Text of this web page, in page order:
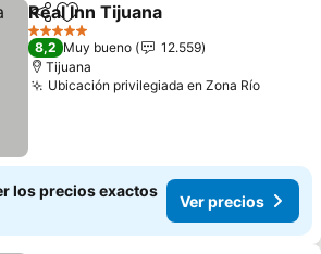
CompartirAgregar a favoritos
Real Inn Tijuana
5 Estrellas
8,2 Muy bueno
12.559
Tijuana
Ubicación privilegiada en Zona RíoVer
los precios exactos
Ver precios